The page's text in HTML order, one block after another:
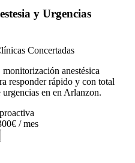
y Urgencias
Concertadas
anestésica
responder rápido y con total
en en Arlanzon.
/ mes